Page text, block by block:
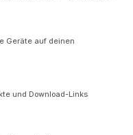
Geräte auf deinen
und Download-Links